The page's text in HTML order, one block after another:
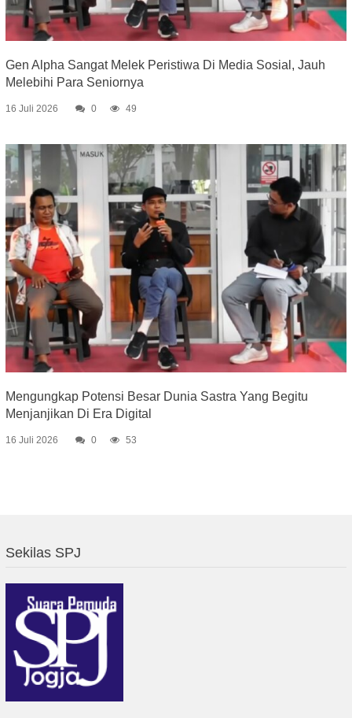
Gen Alpha Sangat Melek Peristiwa Di Media Sosial, Jauh
Melebihi Para Seniornya
16 Juli 2026 0 49
Mengungkap Potensi Besar Dunia Sastra Yang Begitu
Menjanjikan Di Era Digital
16 Juli 2026 0 53
Sekilas SPJ